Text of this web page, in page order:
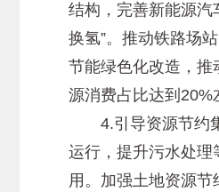
结构，完善新能源汽
换氢”。推动铁路场
节能绿色化改造，
源消费占比达到20%
4.引导资源节约集
运行，提升污水处理
用。加强土地资源